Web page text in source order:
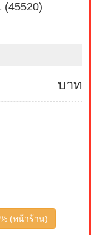
(45520)
บาท
(หน้าร้าน)